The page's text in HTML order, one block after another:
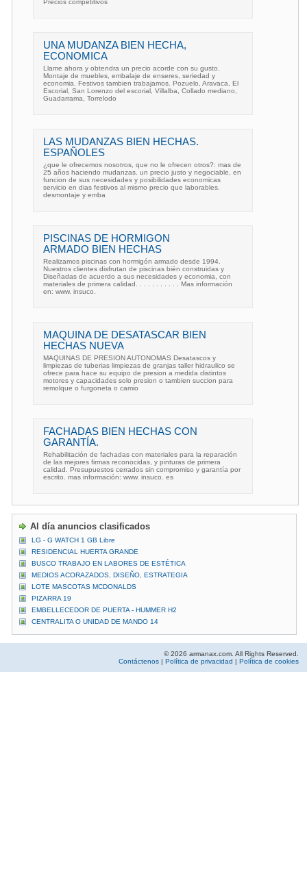
Precios competitivos
UNA MUDANZA BIEN HECHA,
ECONOMICA
Llame ahora y obtendra un precio acorde con su gusto.
Montaje de muebles, embalaje de enseres, seriedad y
economia. Festivos tambien trabajamos. Pozuelo, Aravaca, El
Escorial, San Lorenzo del escorial, Villalba, Collado mediano,
Guadarrama, Torrelodo
LAS MUDANZAS BIEN HECHAS.
ESPAÑOLES
¿que le ofrecemos nosotros, que no le ofrecen otros?: mas de
25 años haciendo mudanzas. un precio justo y negociable, en
funcion de sus necesidades y posibilidades economicas
servicio en dias festivos al mismo precio que laborables.
desmontaje y emba
PISCINAS DE HORMIGON
ARMADO BIEN HECHAS
Realizamos piscinas con hormigón armado desde 1994.
Nuestros clientes disfrutan de piscinas bién construidas y
Diseñadas de acuerdo a sus necesidades y economia, con
materiales de primera calidad. . . . . . . . . . . Mas información
en: www. insuco.
MAQUINA DE DESATASCAR BIEN
HECHAS NUEVA
MAQUINAS DE PRESION AUTONOMAS Desatascos y
limpiezas de tuberias limpiezas de granjas taller hidraulico se
ofrece para hace su equipo de presion a medida distintos
motores y capacidades solo presion o tambien succion para
remolque o furgoneta o camio
FACHADAS BIEN HECHAS CON
GARANTÍA.
Rehabilitación de fachadas con materiales para la reparación
de las mejores firmas reconocidas, y pinturas de primera
calidad. Presupuestos cerrados sin compromiso y garantía por
escrito. mas información: www. insuco. es
Al día anuncios clasificados
LG - G WATCH 1 GB Libre
RESIDENCIAL HUERTA GRANDE
BUSCO TRABAJO EN LABORES DE ESTÉTICA
MEDIOS ACORAZADOS, DISEÑO, ESTRATEGIA
LOTE MASCOTAS MCDONALDS
PIZARRA 19
EMBELLECEDOR DE PUERTA - HUMMER H2
CENTRALITA O UNIDAD DE MANDO 14
© 2026 armanax.com. All Rights Reserved.
Contáctenos | Política de privacidad | Política de cookies